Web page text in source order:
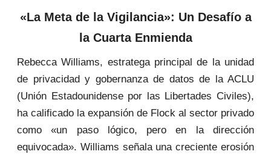
«La Meta de la Vigilancia»: Un Desafío a
la Cuarta Enmienda
Rebecca Williams, estratega principal de la unidad
de privacidad y gobernanza de datos de la ACLU
(Unión Estadounidense por las Libertades Civiles),
ha calificado la expansión de Flock al sector privado
como «un paso lógico, pero en la dirección
equivocada». Williams señala una creciente erosión